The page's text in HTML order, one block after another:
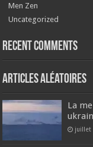
Men Zen
Uncategorized
Recent Comments
Articles aléatoires
La
juillet